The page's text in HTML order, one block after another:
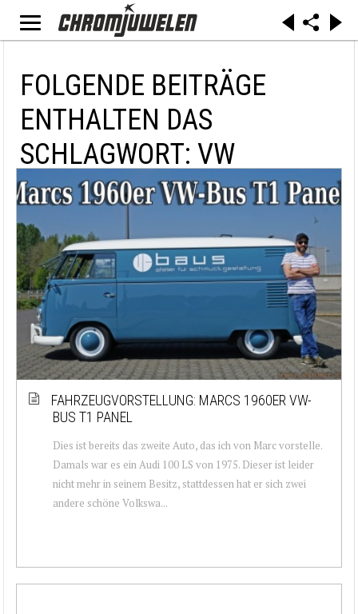
FOLGENDE BEITRÄGE
ENTHALTEN DAS
SCHLAGWORT: VW
FAHRZEUGVORSTELLUNG: MARCS 1960ER VW-
BUS T1 PANEL
Dies ist bereits das zweite Auto, das ich von Marc vorstelle.
Damals war es ein Audi 100 LS von 1975. Dieser ist leider
nicht mehr in seinem Besitz, stattdessen hat er sich zwei
andere schöne Volkswa...